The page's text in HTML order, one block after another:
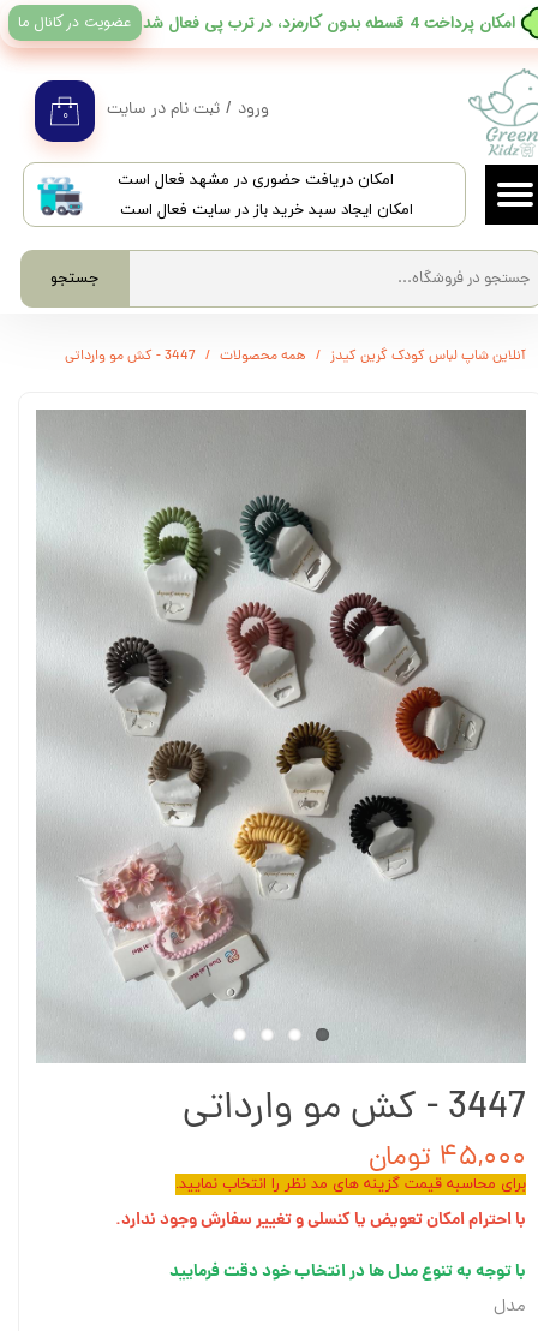
​امکان دریافت حضوری در مشهد فعال است
امکان ایجاد سبد خرید باز در سایت فعال است
جستجو
۰ ورود / ثبت نام در سایت
حساب کاربری من
تغییر گذر واژه
سفارشات
خروج از حساب کاربری
​امکان پرداخت 4 قسطه بدون کارمزد، در ترب پی فعال شد عضویت در کانال ما
آنلاین شاپ لباس کودک گرین کیدز همه محصولات 3447 - کش مو وارداتی
3447 - کش مو وارداتی
۴۵,۰۰۰ تومان
برای محاسبه قیمت گزینه های مد نظر را انتخاب نمایید.
با احترام امکان تعویض یا کنسلی و تغییر سفارش وجود ندارد.
با توجه به تنوع مدل ها در انتخاب خود دقت فرمایید
مدل